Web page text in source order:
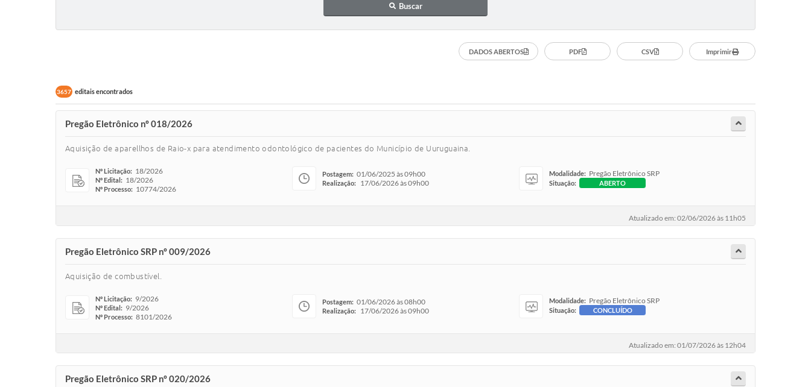
Buscar
DADOS ABERTOS PDF CSV Imprimir
3657 editais encontrados
Pregão Eletrônico nº 018/2026
Aquisição de aparellhos de Raio-x para atendimento odontológico de pacientes do Município de Uuruguaina.
Nº Licitação: 18/2026
Nº Edital: 18/2026
Nº Processo: 10774/2026
Postagem: 01/06/2025 às 09h00
Realização: 17/06/2026 às 09h00
Modalidade: Pregão Eletrônico SRP
Situação: ABERTO
Atualizado em: 02/06/2026 às 11h05
Pregão Eletrônico SRP nº 009/2026
Aquisição de combustível.
Nº Licitação: 9/2026
Nº Edital: 9/2026
Nº Processo: 8101/2026
Postagem: 01/06/2026 às 08h00
Realização: 17/06/2026 às 09h00
Modalidade: Pregão Eletrônico SRP
Situação: CONCLUÍDO
Atualizado em: 01/07/2026 às 12h04
Pregão Eletrônico SRP nº 020/2026